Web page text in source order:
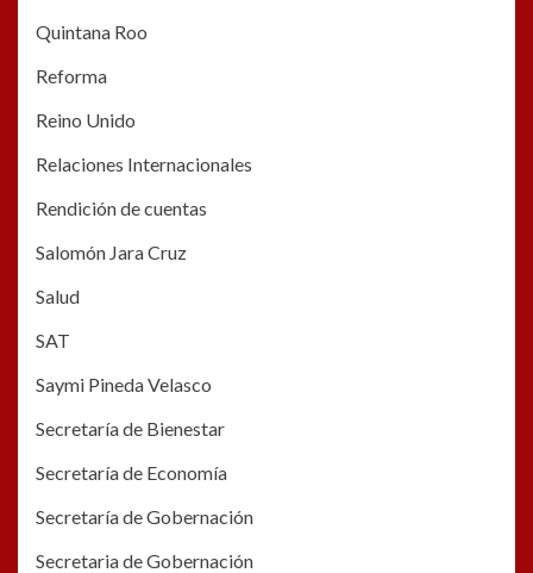
Quintana Roo
Reforma
Reino Unido
Relaciones Internacionales
Rendición de cuentas
Salomón Jara Cruz
Salud
SAT
Saymi Pineda Velasco
Secretaría de Bienestar
Secretaría de Economía
Secretaría de Gobernación
Secretaria de Gobernación